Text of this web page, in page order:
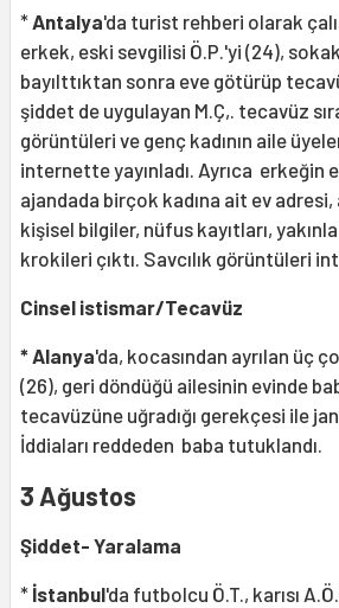
*Antalya'da turist rehberi olarak
erkek, eski sevgilisi Ö.P.'yi (24),
bayılttıktan sonra eve götürüp
şiddet de uygulayan M.Ç,. tecavüz
görüntüleri ve genç kadının aile
internette yayınladı. Ayrıca erkeğin
ajandada birçok kadına ait ev adresi,
kişisel bilgiler, nüfus kayıtları,
krokileri çıktı. Savcılık görüntüleri
Cinsel istismar/Tecavüz
* Alanya'da, kocasından ayrılan üç
(26), geri döndüğü ailesinin evinde
tecavüzüne uğradığı gerekçesi ile
İddiaları reddeden baba tutuklandı.
3 Ağustos
Şiddet- Yaralama
* İstanbul'da futbolcu Ö.T., karısı